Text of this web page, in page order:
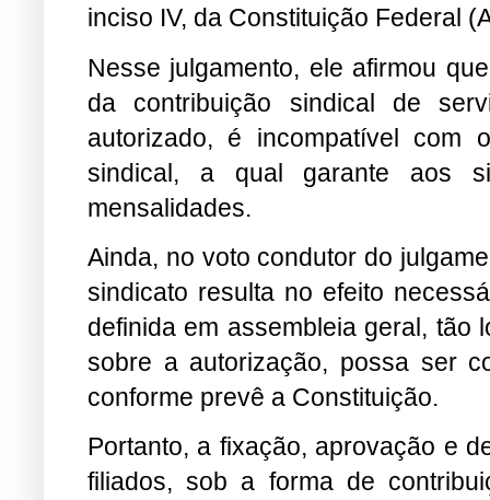
inciso IV, da Constituição Federal
Nesse julgamento, ele afirmou
da contribuição sindical de
autorizado, é incompatível com
sindical, a qual garante aos
mensalidades.
Ainda, no voto condutor do
sindicato resulta no efeito
definida em assembleia geral, tão
sobre a autorização, possa ser
conforme prevê a Constituição.
Portanto, a fixação, aprovação e
filiados, sob a forma de